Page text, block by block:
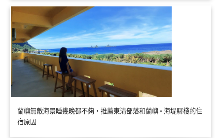
蘭嶼無敵海景睡幾晚都不夠，推薦東清部落和蘭嶼 • 海堤驛棧的住
宿原因